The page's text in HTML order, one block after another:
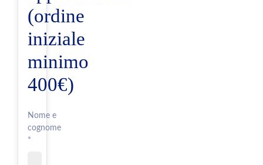
(ordine
iniziale
minimo
400€)
Nome e
cognome
*